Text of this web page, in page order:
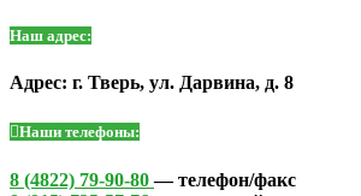
Наш адрес:
Адрес: г. Тверь, ул. Дарвина, д. 8
Наши телефоны:
8 (4822) 79-90-80— телефон/факс